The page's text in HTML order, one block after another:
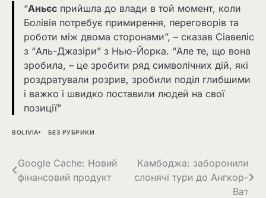
“Аньєс прийшла до влади в той момент, коли
Болівія потребує примирення, переговорів та
роботи між двома сторонами”, – сказав Сіавеліс
з “Аль-Джазіри” з Нью-Йорка. “Але те, що вона
зробила, – це зробити ряд символічних дій, які
роздратували розрив, зробили поділ глибшими
і важко і швидко поставили людей на свої
позиції”
BOLIVIA БЕЗ РУБРИКИ
Навігація
записів
Google Cache: Новий
фінансовий продукт
Камбоджа: заборонили
слонячі тури до Ангкор-
Ват